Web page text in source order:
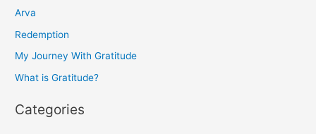
h
f
o
Arva
Redemption
My Journey With Gratitude
What is Gratitude?
Categories